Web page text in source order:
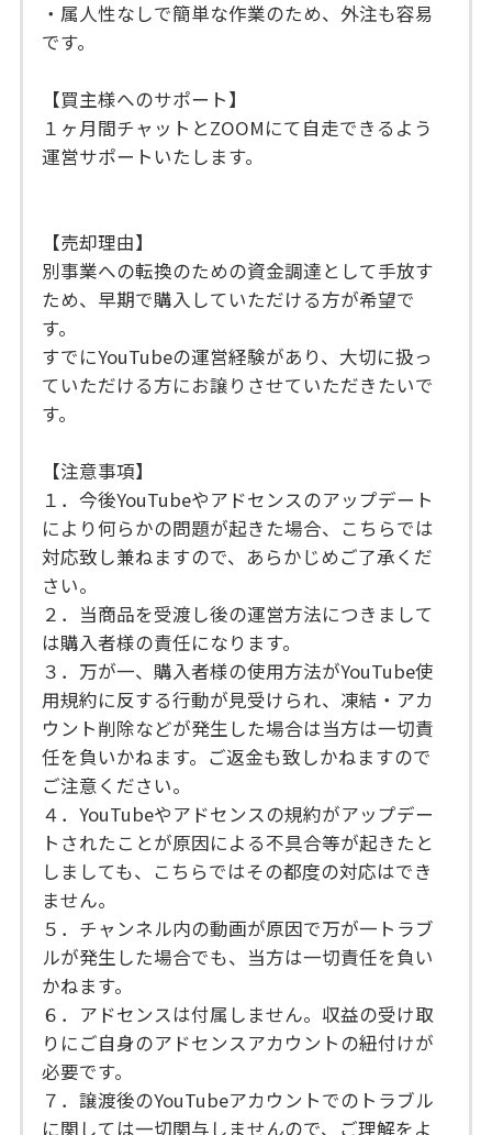
・属人性なしで簡単な作業のため、外注も容易
です。
【買主様へのサポート】
１ヶ月間チャットとZOOMにて自走できるよう
運営サポートいたします。
【売却理由】
別事業への転換のための資金調達として手放す
ため、早期で購入していただける方が希望で
す。
すでにYouTubeの運営経験があり、大切に扱っ
ていただける方にお譲りさせていただきたいで
す。
【注意事項】
１．今後YouTubeやアドセンスのアップデート
により何らかの問題が起きた場合、こちらでは
対応致し兼ねますので、あらかじめご了承くだ
さい。
２．当商品を受渡し後の運営方法につきまして
は購入者様の責任になります。
３．万が一、購入者様の使用方法がYouTube使
用規約に反する行動が見受けられ、凍結・アカ
ウント削除などが発生した場合は当方は一切責
任を負いかねます。ご返金も致しかねますので
ご注意ください。
４．YouTubeやアドセンスの規約がアップデー
トされたことが原因による不具合等が起きたと
しましても、こちらではその都度の対応はでき
ません。
５．チャンネル内の動画が原因で万が一トラブ
ルが発生した場合でも、当方は一切責任を負い
かねます。
６．アドセンスは付属しません。収益の受け取
りにご自身のアドセンスアカウントの紐付けが
必要です。
７．譲渡後のYouTubeアカウントでのトラブル
に関しては一切関与しませんので、ご理解をよ